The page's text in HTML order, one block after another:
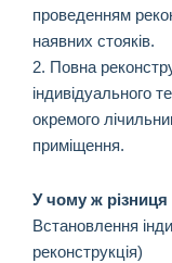
проведенням
наявних стояків.
2. Повна
індивідуального
окремого
приміщення.
У чому ж
Встановлення
реконструкція)